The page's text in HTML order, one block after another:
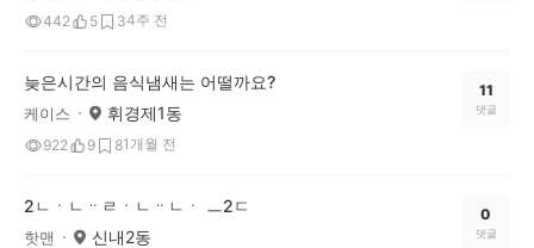
442 5 34주 전
늦은시간의 음식냄새는 어떨까요?
케이스 휘경제1동
922 9 81개월 전
11
댓글
2ㄴㆍㄴᆢㄹㆍㄴᆢㄴㆍ ㅡ2ㄷ
핫맨 신내2동
0
댓글